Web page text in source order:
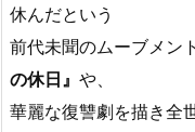
休んだという
前代未聞のムーブメン
の休日』 や、
華麗な復讐劇を描き全